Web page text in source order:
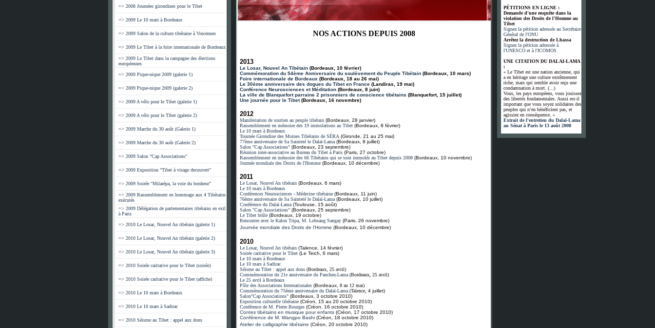
=> 2008 Journées girondines pour le Tibet
=> 2009 Le 10 mars à Bordeaux
=> 2009 Salon de la culture tibétaine à Vincennes
=> 2009 Le Tibet à la foire internationale de Bordeaux
=> 2009 Le Tibet dans la campagne des élections
européennes
=> 2009 Pique-nique 2009 (galerie 1)
=> 2009 Pique-nique 2009 (galerie 2)
=> 2009 A vélo pour le Tibet (galerie 1)
=> 2009 A vélo pour le Tibet (galerie 2)
=> 2009 Marche du 30 août (Galerie 1)
=> 2009 Marche du 30 août (Galerie 2)
=> 2009 Salon "Cap Associations"
=> 2009 Exposition "Tibet à visage decouvert"
=> 2009 Soirée "Milarépa, la voie du bonheur"
=> 2009 Rassemblement en hommage aux 4 Tibétains
exécutés
=> 2009 Délégation de parlementaires tibétains en exil
à Paris
=> 2010 Le Losar, Nouvel An tibétain (galerie 1)
=> 2010 Le Losar, Nouvel An tibétain (galerie 2)
=> 2010 Le Losar, Nouvel An tibétain (galerie 3)
=> 2010 Soirée caritative pour le Tibet (soirée)
=> 2010 Soirée caritative pour le Tibet (affiche)
=> 2010 Le 10 mars à Bordeaux
=> 2010 Le 10 mars à Sadirac
=> 2010 Séisme au Tibet : appel aux dons
NOS ACTIONS DEPUIS 2008
2013
Le Losar, Nouvel An Tibétain(Bordeaux, 10 février)
Commémoration du 54ème Anniversaire du soulèvement du Peuple Tibétain(Bordeaux, 10 mars)
Foire internationale de Bordeaux (Bordeaux, 18 au 26 mai)
Le 30ème anniversaire des dogues du Tibet en France(Landiras, 19 mai)
Conférence Neurosciences et Méditation(Bordeaux, 8 juin)
La ville de Blanquefort parraine 2 prisonniers de conscience tibétains (Blanquefort, 15 juillet)
Une journée pour le Tibet (Bordeaux, 16 novembre)
2012
Manifestation de soutien au peuple tibétain(Bordeaux, 28 janvier)
Rassemblement en mémoire des 19 immolations au Tibet(Bordeaux, 8 février)
Le 10 mars à Bordeaux
Tournée Girondine des Moines Tibétains de SÉRA (Gironde, 21 au 25 mai)
77ème anniversaire de Sa Sainteté le Dalaï-Lama(Bordeaux, 8 juillet)
Salon "Cap Associations"(Bordeaux, 23 septembre)
Réunion inter-associative au Bureau du Tibet à Paris(Paris, 27 octobre)
Rassemblement en mémoire des 66 Tibétains qui se sont immolés au Tibet depuis 2008 (Bordeaux, 10 novembre)
Journée mondiale des Droits de l'Homme(Bordeaux, 10 décembre)
2011
Le Losar, Nouvel An tibétain(Bordeaux, 6 mars)
Le 10 mars à Bordeaux
Conférences Neurosciences - Médecine tibétaine(Bordeaux, 11 juin)
76ème anniversaire de Sa Sainteté le Dalaï-Lama(Bordeaux, 10 juillet)
Conférence du Dalaï-Lama(Toulouse, 15 août)
Salon "Cap Associations"(Bordeaux, 25 septembre)
Le Tibet brûle(Bordeaux, 19 octobre)
Rencontre avec le Kalon Tripa, M. Lobsang Sangay(Paris, 26 novembre)
Journée mondiale des Droits de l'Homme (Bordeaux, 10 décembre)
2010
Le Losar, Nouvel An tibétain(Talence, 14 février)
Soirée caritative pour le Tibet(Le Teich, 6 mars)
Le 10 mars à Bordeaux
Le 10 mars à Sadirac
Séisme au Tibet : appel aux dons(Bordeaux, 25 avril)
Commémoration du 21e anniversaire du Panchen-Lama(Bordeaux, 25 avril)
Le 25 avril à Bordeaux
Pôle des Associations Internationales(Bordeaux, 8 au 12 mai)
Commémoration du 75ème anniversaire du Dalaï-Lama(Talence, 4 juillet)
Salon"Cap Associations"(Bordeaux, 3 octobre 2010)
Exposition culturelle tibétaine(Créon, 15 au 20 octobre 2010)
Conférence de M. Pierre Bourges (Créon, 16 octobre 2010)
Contes tibétains en musique pour enfants (Créon, 17 octobre 2010)
Conférence de M. Wangpo Bashi (Créon, 18 octobre 2010)
Atelier de calligraphie tibétaine (Créon, 20 octobre 2010)
PÉTITIONS EN LIGNE :
Demande d'une enquête dans la
violation des Droits de l'Homme au
Tibet
Signez la pétition adressée au Secrétaire
Général de l'ONU
Arrêtez la destruction de Lhassa
Signez la pétition adressée à
l'UNESCO et à l'ICOMOS
UNE CITATION DU DALAI-LAMA
:
« Le Tibet est une nation ancienne, qui
a en héritage une culture extrêmement
riche, mais qui semble avoir reçu une
condamnation à mort. (...)
Vous, les pays européens, vous jouissez
des libertés fondamentales. Aussi est-il
important que vous soyez solidaires des
peuples qui n’en bénéficient pas, et
agissiez en conséquence. »
Extrait de l'entretien du Dalaï-Lama
au Sénat à Paris le 13 août 2008